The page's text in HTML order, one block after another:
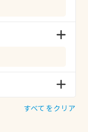
すべてをクリア